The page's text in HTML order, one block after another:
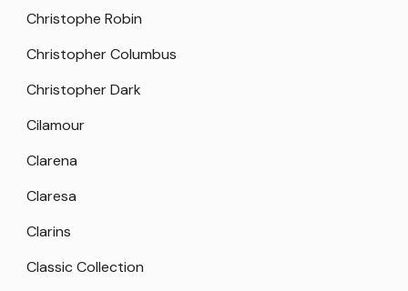
Christophe Robin
Christopher Columbus
Christopher Dark
Cilamour
Clarena
Claresa
Clarins
Classic Collection